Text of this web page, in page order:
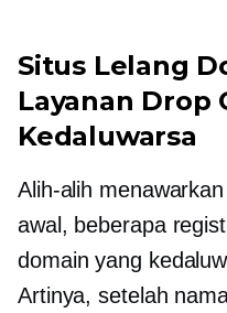
Situs Lelang
Layanan Drop
Kedaluwarsa
Alih-alih
awal, beberapa
domain yang
Artinya, setelah